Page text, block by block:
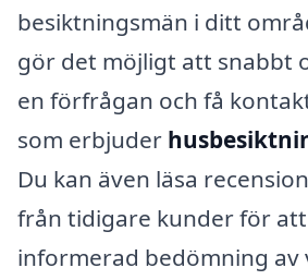
besiktningsmän i ditt
gör det möjligt att snabbt
en förfrågan och få
som erbjuder
Du kan även läsa
från tidigare kunder för
informerad bedömning av